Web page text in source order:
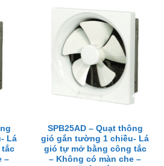
Lá
–
SPB25AD – Quạt thông
gió gắn tường 1 chiều- Lá
gió tự mở bằng công tắc
– Không có màn che –